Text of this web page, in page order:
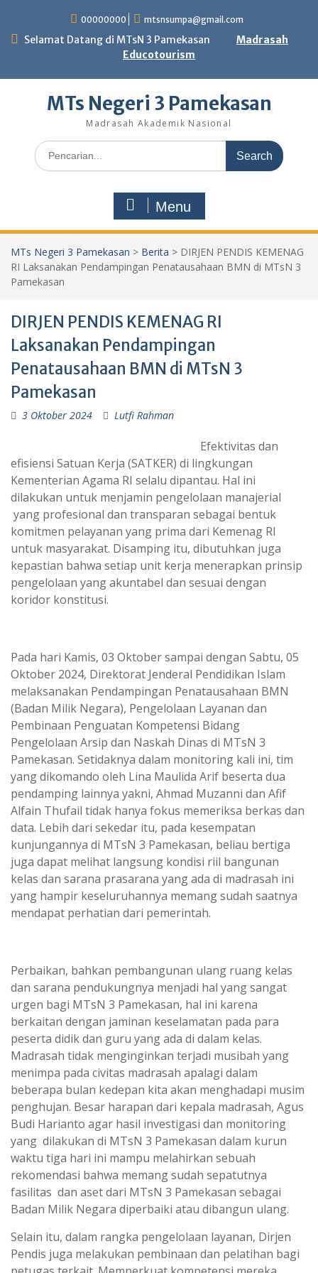
content
00000000 mtsnsumpa@gmail.com
Selamat Datang di MTsN 3 Pamekasan
Madrasah
Educotourism
MTs Negeri 3 Pamekasan
Madrasah Akademik Nasional
Search
for:
Menu
MTs Negeri 3 Pamekasan > Berita > DIRJEN PENDIS KEMENAG
RI Laksanakan Pendampingan Penatausahaan BMN di MTsN 3
Pamekasan
DIRJEN PENDIS KEMENAG RI
Laksanakan Pendampingan
Penatausahaan BMN di MTsN 3
Pamekasan
3 Oktober 2024 Lutfi Rahman
Efektivitas dan
efisiensi Satuan Kerja (SATKER) di lingkungan
Kementerian Agama RI selalu dipantau. Hal ini
dilakukan untuk menjamin pengelolaan manajerial
yang profesional dan transparan sebagai bentuk
komitmen pelayanan yang prima dari Kemenag RI
untuk masyarakat. Disamping itu, dibutuhkan juga
kepastian bahwa setiap unit kerja menerapkan prinsip
pengelolaan yang akuntabel dan sesuai dengan
koridor konstitusi.
Pada hari Kamis, 03 Oktober sampai dengan Sabtu, 05
Oktober 2024, Direktorat Jenderal Pendidikan Islam
melaksanakan Pendampingan Penatausahaan BMN
(Badan Milik Negara), Pengelolaan Layanan dan
Pembinaan Penguatan Kompetensi Bidang
Pengelolaan Arsip dan Naskah Dinas di MTsN 3
Pamekasan. Setidaknya dalam monitoring kali ini, tim
yang dikomando oleh Lina Maulida Arif beserta dua
pendamping lainnya yakni, Ahmad Muzanni dan Afif
Alfain Thufail tidak hanya fokus memeriksa berkas dan
data. Lebih dari sekedar itu, pada kesempatan
kunjungannya di MTsN 3 Pamekasan, beliau bertiga
juga dapat melihat langsung kondisi riil bangunan
kelas dan sarana prasarana yang ada di madrasah ini
yang hampir keseluruhannya memang sudah saatnya
mendapat perhatian dari pemerintah.
Perbaikan, bahkan pembangunan ulang ruang kelas
dan sarana pendukungnya menjadi hal yang sangat
urgen bagi MTsN 3 Pamekasan, hal ini karena
berkaitan dengan jaminan keselamatan pada para
peserta didik dan guru yang ada di dalam kelas.
Madrasah tidak menginginkan terjadi musibah yang
menimpa pada civitas madrasah apalagi dalam
beberapa bulan kedepan kita akan menghadapi musim
penghujan. Besar harapan dari kepala madrasah, Agus
Budi Harianto agar hasil investigasi dan monitoring
yang dilakukan di MTsN 3 Pamekasan dalam kurun
waktu tiga hari ini mampu melahirkan sebuah
rekomendasi bahwa memang sudah sepatutnya
fasilitas dan aset dari MTsN 3 Pamekasan sebagai
Badan Milik Negara diperbaiki atau dibangun ulang.
Selain itu, dalam rangka pengelolaan layanan, Dirjen
Pendis juga melakukan pembinaan dan pelatihan bagi